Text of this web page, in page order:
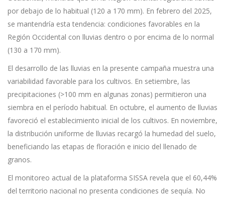
por debajo de lo habitual (120 a 170 mm). En febrero del 2025,
se mantendría esta tendencia: condiciones favorables en la
Región Occidental con lluvias dentro o por encima de lo normal
(130 a 170 mm).
El desarrollo de las lluvias en la presente campaña muestra una
variabilidad favorable para los cultivos. En setiembre, las
precipitaciones (>100 mm en algunas zonas) permitieron una
siembra en el período habitual. En octubre, el aumento de lluvias
favoreció el establecimiento inicial de los cultivos. En noviembre,
la distribución uniforme de lluvias recargó la humedad del suelo,
beneficiando las etapas de floración e inicio del llenado de
granos.
El monitoreo actual de la plataforma SISSA revela que el 60,44%
del territorio nacional no presenta condiciones de sequía. No